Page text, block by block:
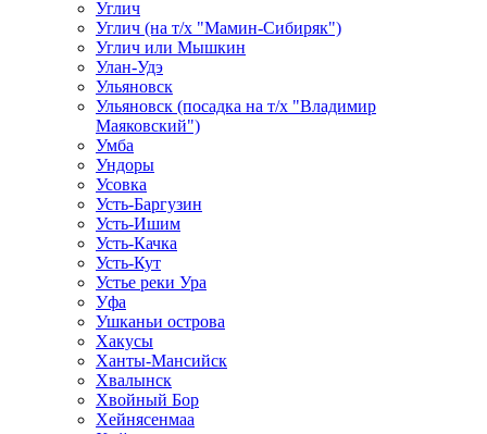
Углич
Углич (на т/х "Мамин-Сибиряк")
Углич или Мышкин
Улан-Удэ
Ульяновск
Ульяновск (посадка на т/х "Владимир
Маяковский")
Умба
Ундоры
Усовка
Усть-Баргузин
Усть-Ишим
Усть-Качка
Усть-Кут
Устье реки Ура
Уфа
Ушканьи острова
Хакусы
Ханты-Мансийск
Хвалынск
Хвойный Бор
Хейнясенмаа